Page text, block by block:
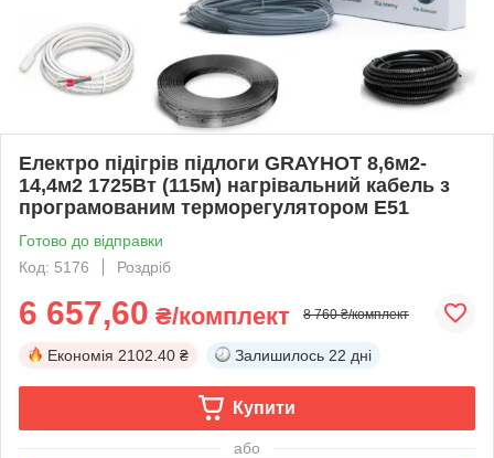
Електро підігрів підлоги GRAYHOT 8,6м2-
14,4м2 1725Вт (115м) нагрівальний кабель з
програмованим терморегулятором E51
Готово до відправки
Код: 5176
Роздріб
6 657,60 ₴/комплект 8 760 ₴/комплект
Економія 2102.40 ₴ Залишилось 22 дні
Купити
або